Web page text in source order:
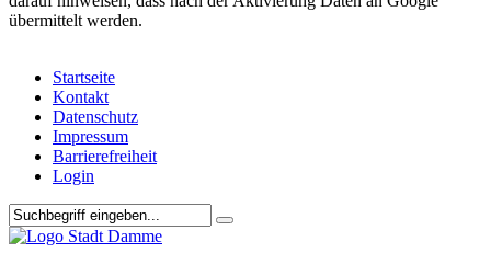
übermittelt werden.
Startseite
Kontakt
Datenschutz
Impressum
Barrierefreiheit
Login